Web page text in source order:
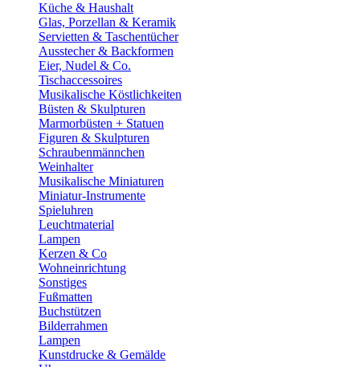
Küche & Haushalt
Glas, Porzellan & Keramik
Servietten & Taschentücher
Ausstecher & Backformen
Eier, Nudel & Co.
Tischaccessoires
Musikalische Köstlichkeiten
Büsten & Skulpturen
Marmorbüsten + Statuen
Figuren & Skulpturen
Schraubenmännchen
Weinhalter
Musikalische Miniaturen
Miniatur-Instrumente
Spieluhren
Leuchtmaterial
Lampen
Kerzen & Co
Wohneinrichtung
Sonstiges
Fußmatten
Buchstützen
Bilderrahmen
Lampen
Kunstdrucke & Gemälde